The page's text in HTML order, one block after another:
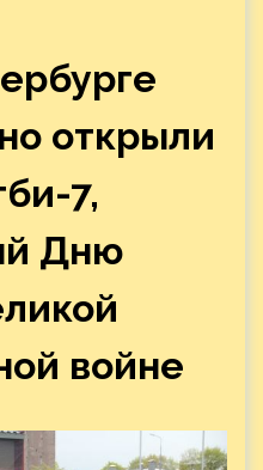
открыли
7,
Дню
войне